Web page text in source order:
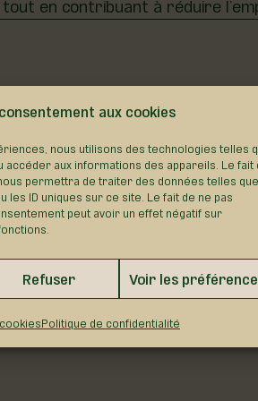
aux cookies
nous utilisons des technologies telles
aux informations des appareils. Le fait
permettra de traiter des données telles
les ID uniques sur ce site. Le fait de ne pas
peut avoir un effet négatif sur
Refuser Voir les
Politique de confidentialité
du lundi au vendredi vers
praticité, économie et